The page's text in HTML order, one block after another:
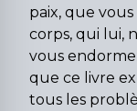
paix, que
corps, qui lui,
vous
que ce livre
tous les